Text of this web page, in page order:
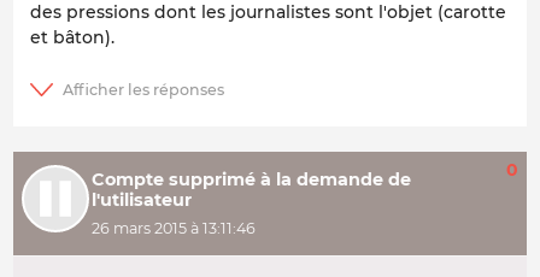
des pressions dont les journalistes sont l'objet (carotte
et bâton).
Compte supprimé à la demande de
l'utilisateur
26 mars 2015 à 13:11:46
0